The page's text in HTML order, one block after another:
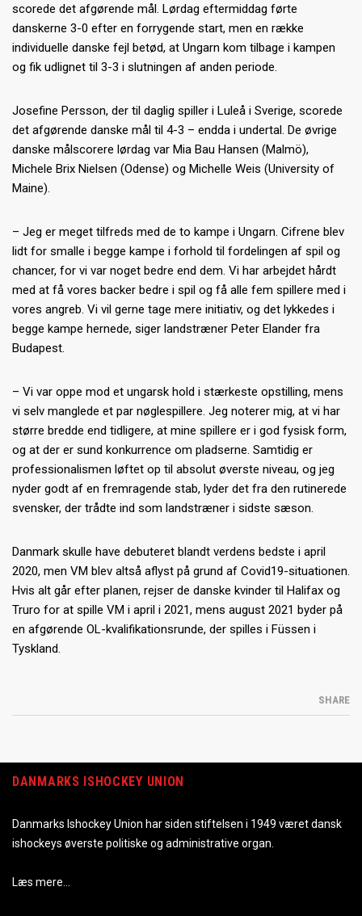
scorede det afgørende mål. Lørdag eftermiddag førte
danskerne 3-0 efter en forrygende start, men en række
individuelle danske fejl betød, at Ungarn kom tilbage i kampen
og fik udlignet til 3-3 i slutningen af anden periode.
Josefine Persson, der til daglig spiller i Luleå i Sverige, scorede
det afgørende danske mål til 4-3 – endda i undertal. De øvrige
danske målscorere lørdag var Mia Bau Hansen (Malmö),
Michele Brix Nielsen (Odense) og Michelle Weis (University of
Maine).
– Jeg er meget tilfreds med de to kampe i Ungarn. Cifrene blev
lidt for smalle i begge kampe i forhold til fordelingen af spil og
chancer, for vi var noget bedre end dem. Vi har arbejdet hårdt
med at få vores backer bedre i spil og få alle fem spillere med i
vores angreb. Vi vil gerne tage mere initiativ, og det lykkedes i
begge kampe hernede, siger landstræner Peter Elander fra
Budapest.
– Vi var oppe mod et ungarsk hold i stærkeste opstilling, mens
vi selv manglede et par nøglespillere. Jeg noterer mig, at vi har
større bredde end tidligere, at mine spillere er i god fysisk form,
og at der er sund konkurrence om pladserne. Samtidig er
professionalismen løftet op til absolut øverste niveau, og jeg
nyder godt af en fremragende stab, lyder det fra den rutinerede
svensker, der trådte ind som landstræner i sidste sæson.
Danmark skulle have debuteret blandt verdens bedste i april
2020, men VM blev altså aflyst på grund af Covid19-situationen.
Hvis alt går efter planen, rejser de danske kvinder til Halifax og
Truro for at spille VM i april i 2021, mens august 2021 byder på
en afgørende OL-kvalifikationsrunde, der spilles i Füssen i
Tyskland.
SHARE
DANMARKS ISHOCKEY UNION
Danmarks Ishockey Union har siden stiftelsen i 1949 været dansk
ishockeys øverste politiske og administrative organ.
Læs mere…